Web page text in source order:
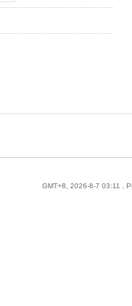
GMT+8, 2026-8-7 03:11 ,